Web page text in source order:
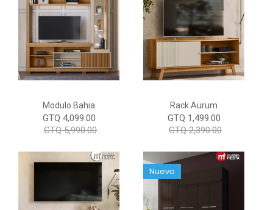
Modulo Bahia
GTQ 4,099.00
GTQ 5,990.00
Rack Aurum
GTQ 1,499.00
GTQ 2,390.00
Nuevo